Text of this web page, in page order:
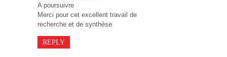
A poursuivre
Merci pour cet excellent travail de
recherche et de synthèse
REPLY